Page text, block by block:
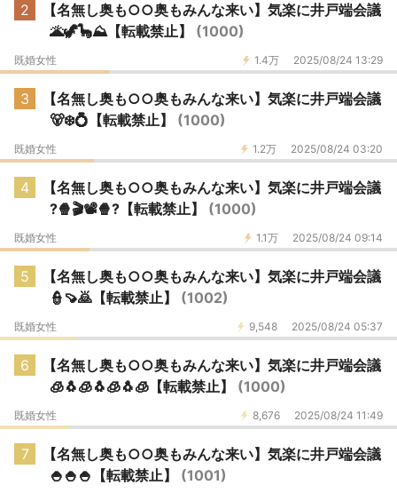
2
【名無し奥も○○奥もみんな来い】気楽に井戸端会議
🌋🦖🦕⛰️【転載禁止】 (1000)
1.4万 2025/08/24 13:29
既婚女性
3
【名無し奥も○○奥もみんな来い】気楽に井戸端会議
🐻‍❄️💍【転載禁止】 (1000)
1.2万 2025/08/24 03:20
既婚女性
4
【名無し奥も○○奥もみんな来い】気楽に井戸端会議
?🍿🎬📽🍿?【転載禁止】 (1000)
1.1万 2025/08/24 09:14
既婚女性
5
【名無し奥も○○奥もみんな来い】気楽に井戸端会議
👮🍠🙇【転載禁止】 (1002)
9,548 2025/08/24 05:37
既婚女性
6
【名無し奥も○○奥もみんな来い】気楽に井戸端会議
🧊🐧🧊🐧🧊🐧🧊【転載禁止】 (1000)
8,676 2025/08/24 11:49
既婚女性
7
【名無し奥も○○奥もみんな来い】気楽に井戸端会議
🍚🍚🍚【転載禁止】 (1001)